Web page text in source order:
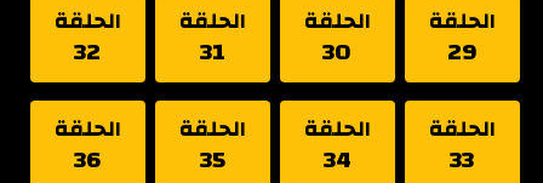
الحلقة
29
الحلقة
30
الحلقة
31
الحلقة
32
الحلقة
33
الحلقة
34
الحلقة
35
الحلقة
36